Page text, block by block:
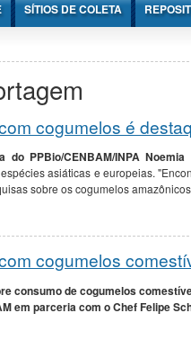
SÍTIOS DE COLETA
cogumelos é
do PPBio/CENBAM/INPA
asiáticas e europeias.
sobre os cogumelos
cogumelos
consumo de cogumelos
em parceria com o Chef Felipe